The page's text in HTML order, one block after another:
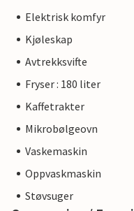
Elektrisk komfyr
Kjøleskap
Avtrekksvifte
Fryser : 180 liter
Kaffetrakter
Mikrobølgeovn
Vaskemaskin
Oppvaskmaskin
Støvsuger